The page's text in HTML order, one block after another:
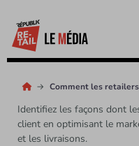
Comment les
Identifiez les façons dont
client en optimisant le
et les livraisons.